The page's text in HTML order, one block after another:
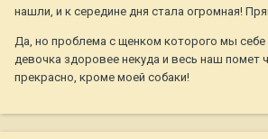
нашли, и к середине дня стала огромная!
Да, но проблема с щенком которого мы себе
девочка здоровее некуда и весь наш помет
прекрасно, кроме моей собаки!